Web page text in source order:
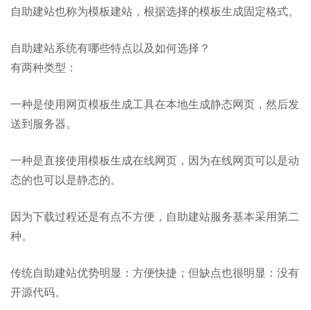
自助建站也称为模板建站，根据选择的模板生成固定格式。
自助建站系统有哪些特点以及如何选择？
有两种类型：
一种是使用网页模板生成工具在本地生成静态网页，然后发
送到服务器。
一种是直接使用模板生成在线网页，因为在线网页可以是动
态的也可以是静态的。
因为下载过程还是有点不方便，自助建站服务基本采用第二
种。
传统自助建站优势明显：方便快捷；但缺点也很明显：没有
开源代码。